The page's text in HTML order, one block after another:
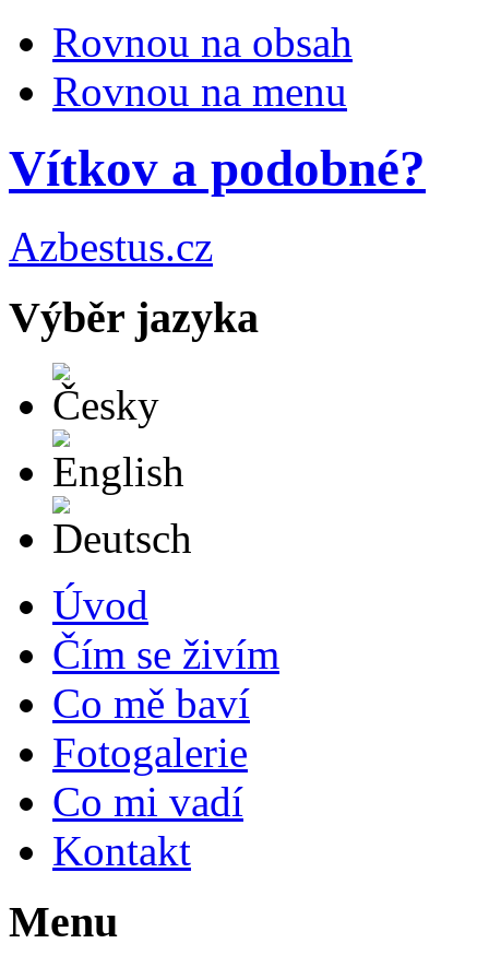
Rovnou na obsah
Rovnou na menu
Vítkov a podobné?
Azbestus.cz
Výběr jazyka
Úvod
Čím se živím
Co mě baví
Fotogalerie
Co mi vadí
Kontakt
Menu